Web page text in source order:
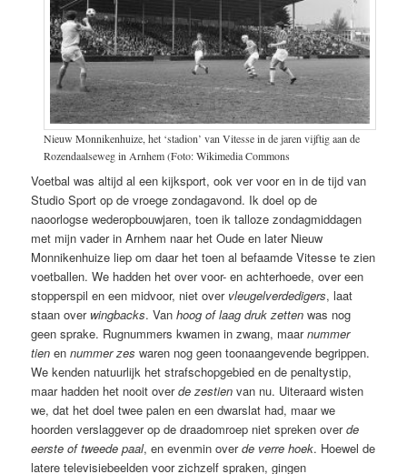
Nieuw Monnikenhuize, het ‘stadion’ van Vitesse in de jaren vijftig aan de
Rozendaalseweg in Arnhem (Foto: Wikimedia Commons
Voetbal was altijd al een kijksport, ook ver voor en in de tijd van
Studio Sport op de vroege zondagavond. Ik doel op de
naoorlogse wederopbouwjaren, toen ik talloze zondagmiddagen
met mijn vader in Arnhem naar het Oude en later Nieuw
Monnikenhuize liep om daar het toen al befaamde Vitesse te zien
voetballen. We hadden het over voor- en achterhoede, over een
stopperspil en een midvoor, niet over vleugelverdedigers, laat
staan over wingbacks. Vanhoog of laag druk zetten was nog
geen sprake. Rugnummers kwamen in zwang, maarnummer
tien ennummer zes waren nog geen toonaangevende begrippen.
We kenden natuurlijk het strafschopgebied en de penaltystip,
maar hadden het nooit overde zestien van nu. Uiteraard wisten
we, dat het doel twee palen en een dwarslat had, maar we
hoorden verslaggever op de draadomroep niet spreken overde
eerste of tweede paal, en evenmin overde verre hoek. Hoewel de
latere televisiebeelden voor zichzelf spraken, gingen